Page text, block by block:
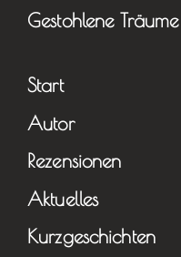
Gestohlene Träume
Start
Autor
Rezensionen
Aktuelles
Kurzgeschichten